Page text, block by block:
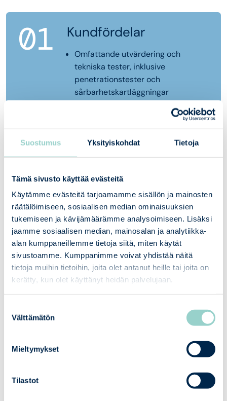
Suostumus Yksityiskohdat Tietoja
Tämä sivusto käyttää evästeitä
Käytämme evästeitä tarjoamamme sisällön ja mainosten
räätälöimiseen, sosiaalisen median ominaisuuksien
tukemiseen ja kävijämäärämme analysoimiseen. Lisäksi
jaamme sosiaalisen median, mainosalan ja analytiikka-
alan kumppaneillemme tietoja siitä, miten käytät
sivustoamme. Kumppanimme voivat yhdistää näitä
tietoja muihin tietoihin, joita olet antanut heille tai joita on
kerätty, kun olet käyttänyt heidän palvelujaan.
valinta
Välttämätön
Mieltymykset
Tilastot
01 Kundfördelar
Omfattande utvärdering och
tekniska tester, inklusive
penetrationstester och
sårbarhetskartläggningar
för betalkort, vilket hjälper till att
identifiera kritiska risker och
minimera affärspåverkan
Specifika instruktioner och
stöder certifiering och kontinuerlig
efterlevnad
02 Våra tjänster
PCI DSS-bedömningar och gap-
analyser – vi identifierar brister i tid
och säkerställer en smidig
revisionsprocess.
Penetrationstester och tekniska
Grundliga och smidiga PCI DSS-
revisioner utförda av PCI QSA – vi
säkerställer efterlevnad effektivt